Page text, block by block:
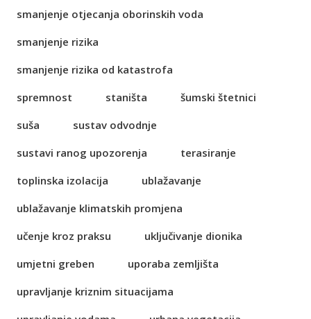
smanjenje otjecanja oborinskih voda
smanjenje rizika
smanjenje rizika od katastrofa
spremnost
staništa
šumski štetnici
suša
sustav odvodnje
sustavi ranog upozorenja
terasiranje
toplinska izolacija
ublažavanje
ublažavanje klimatskih promjena
učenje kroz praksu
uključivanje dionika
umjetni greben
uporaba zemljišta
upravljanje kriznim situacijama